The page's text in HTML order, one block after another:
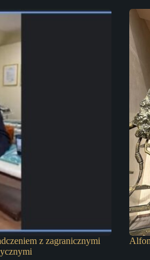
z zagranicznymi